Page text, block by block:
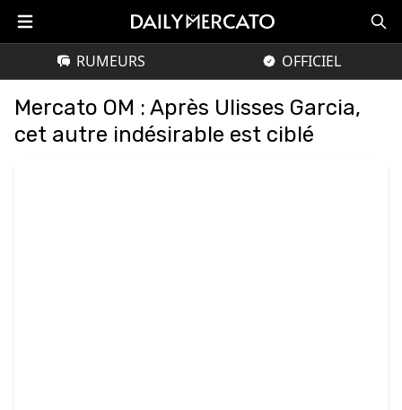
RUMEURS OFFICIEL
Mercato OM : Après Ulisses Garcia,
cet autre indésirable est ciblé